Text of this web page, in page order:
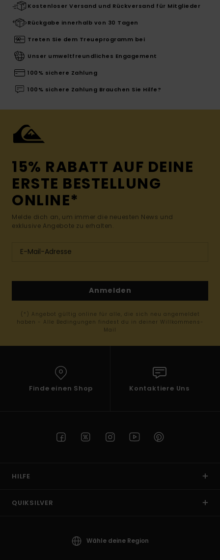
Kostenloser Versand und Rückversand für Mitglieder
Rückgabe innerhalb von 30 Tagen
Treten Sie dem Treueprogramm bei
Unser umweltfreundliches Engagement
100% sichere Zahlung
100% sichere Zahlung Brauchen Sie Hilfe?
15% RABATT AUF DEINE
ERSTE BESTELLUNG
ONLINE*
Melde dich an, um immer die neuesten News und
exklusive Angebote zu erhalten.
Anmelden
(*) Angebot gültig online für alle, die sich neu angemeldet
haben - Alle Bedingungen findest du in deiner Willkommens-
Mail
Finde einen Shop Kontaktiere Uns
HILFE
QUIKSILVER
Wähle deine Region